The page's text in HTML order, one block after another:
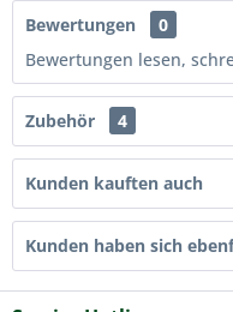
Bewertungen
0
Bewertungen lesen,
Zubehör 4
Kunden kauften auch
Kunden haben sich